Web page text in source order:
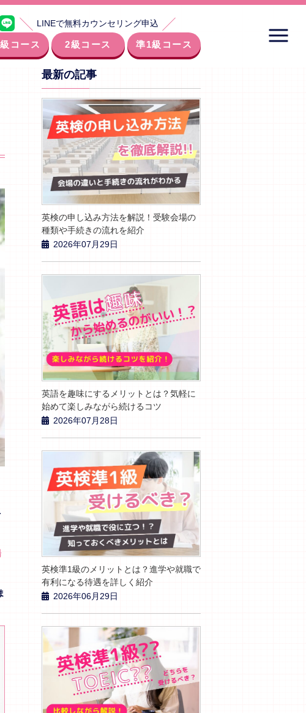
LINEで無料カウンセリング申込
コース 2級コース 準1級コース
最新の記事
英検の申し込み方法を解説！受験会場の
種類や手続きの流れを紹介
2026年07月29日
英語を趣味にするメリットとは？気軽に
始めて楽しみながら続けるコツ
2026年07月28日
英検準1級のメリットとは？進学や就職で
有利になる待遇を詳しく紹介
2026年06月29日